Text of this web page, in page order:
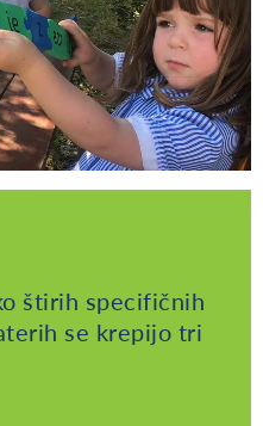
štirih specifičnih
se krepijo tri